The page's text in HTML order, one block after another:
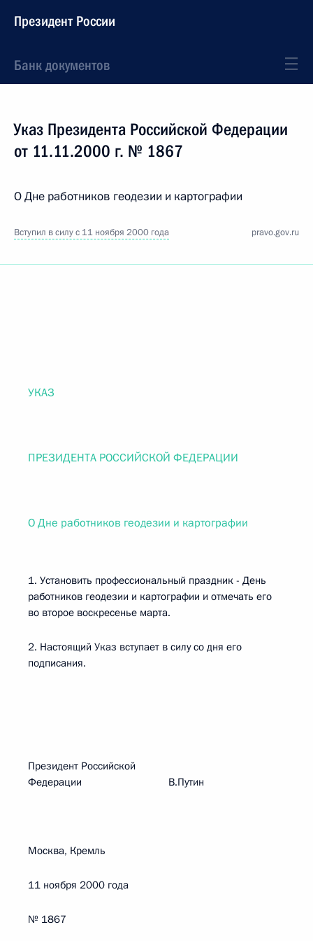
Президент России
Банк документов
Указ Президента Российской Федерации
от 11.11.2000 г. № 1867
О Дне работников геодезии и картографии
Вступил в силу с 11 ноября 2000 года pravo.gov.ru
УКАЗ
ПРЕЗИДЕНТА РОССИЙСКОЙ ФЕДЕРАЦИИ
О Дне работников геодезии и картографии
1. Установить профессиональный праздник - День
работников геодезии и картографии и отмечать его
во второе воскресенье марта.
2. Настоящий Указ вступает в силу со дня его
подписания.
Президент Российской
Федерации В.Путин
Москва, Кремль
11 ноября 2000 года
№ 1867